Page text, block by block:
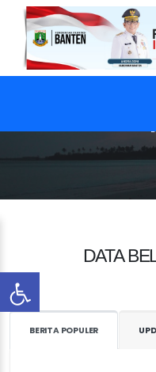
DATA
BERITA POPULER